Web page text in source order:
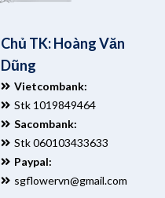
Chủ TK: Hoàng Văn
Dũng
Vietcombank:
Stk 1019849464
Sacombank:
Stk 060103433633
Paypal:
sgflowervn@gmail.com